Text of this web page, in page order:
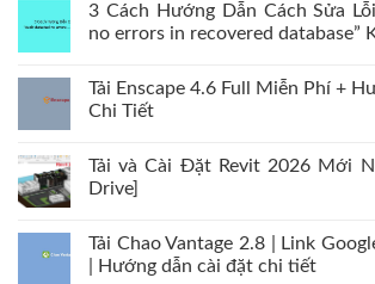
3 Cách Hướng Dẫn Cách Sửa
no errors in recovered database”
Tải Enscape 4.6 Full Miễn Phí +
Chi Tiết
Tải và Cài Đặt Revit 2026 Mới
Drive]
Tải Chao Vantage 2.8 | Link
| Hướng dẫn cài đặt chi tiết